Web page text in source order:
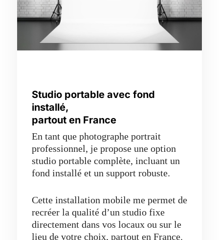
Studio portable avec fond
installé,
partout en France
En tant que photographe portrait
professionnel, je propose une option
studio portable complète, incluant un
fond installé et un support robuste.
Cette installation mobile me permet de
recréer la qualité d’un studio fixe
directement dans vos locaux ou sur le
lieu de votre choix, partout en France.